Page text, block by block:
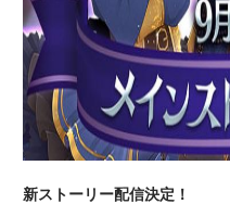
新ストーリー配信決定！